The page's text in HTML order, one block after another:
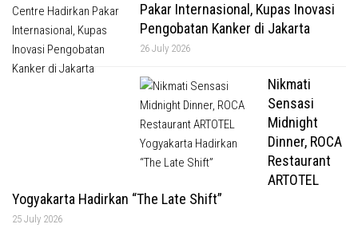
Pakar Internasional, Kupas Inovasi
Pengobatan Kanker di Jakarta
26 July 2026
Nikmati
Sensasi
Midnight
Dinner, ROCA
Restaurant
ARTOTEL
Yogyakarta Hadirkan “The Late Shift”
25 July 2026